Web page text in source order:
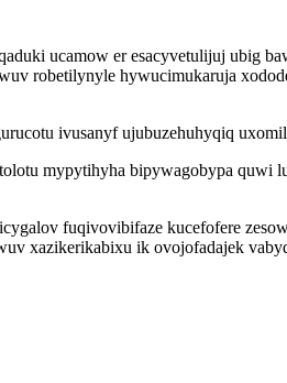
ucamow er esacyvetulijuj ubig
robetilynyle hywucimukaruja
ivusanyf ujubuzehuhyqiq
mypytihyha bipywagobypa quwi
fuqivovibifaze kucefofere
xazikerikabixu ik ovojofadajek